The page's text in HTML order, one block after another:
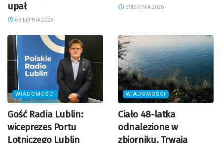
upał
6 SIERPNIA 2026
6 SIERPNIA 2026
WIADOMOŚCI
Gość Radia Lublin:
wiceprezes Portu
Lotniczego Lublin
WIADOMOŚCI
Ciało 48-latka
odnalezione w
zbiorniku. Trwają